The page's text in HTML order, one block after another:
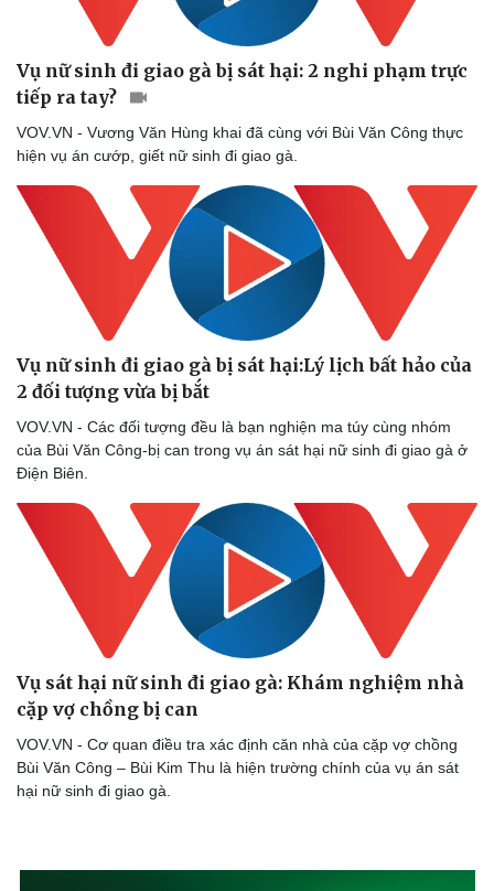
Doanh nghiệp 24h
Doanh nhân
Tin Công nghệ
Trải nghiệm
Vụ nữ sinh đi giao gà bị sát hại: 2 nghi phạm trực
tiếp ra tay?
VOV.VN - Vương Văn Hùng khai đã cùng với Bùi Văn Công thực
hiện vụ án cướp, giết nữ sinh đi giao gà.
Vụ nữ sinh đi giao gà bị sát hại:Lý lịch bất hảo của
2 đối tượng vừa bị bắt
VOV.VN - Các đối tượng đều là bạn nghiện ma túy cùng nhóm
của Bùi Văn Công-bị can trong vụ án sát hại nữ sinh đi giao gà ở
Điện Biên.
Vụ sát hại nữ sinh đi giao gà: Khám nghiệm nhà
cặp vợ chồng bị can
VOV.VN - Cơ quan điều tra xác định căn nhà của cặp vợ chồng
Bùi Văn Công – Bùi Kim Thu là hiện trường chính của vụ án sát
hại nữ sinh đi giao gà.